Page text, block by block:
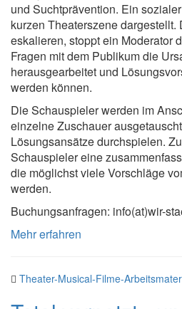
und Suchtprävention. Ein
kurzen Theaterszene dargestellt.
eskalieren, stoppt ein Moderator
Fragen mit dem Publikum die
herausgearbeitet und
werden können.
Die Schauspieler werden im
einzelne Zuschauer
Lösungsansätze durchspielen.
Schauspieler eine
die möglichst viele Vorschläge
werden.
Buchungsanfragen: info(at)wir-
Mehr erfahren
Theater-Musical-Filme-